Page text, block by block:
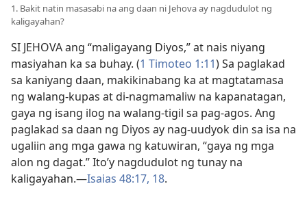
1. Bakit natin masasabi na ang daan ni Jehova ay nagdudulot ng
kaligayahan?
SI JEHOVA ang “maligayang Diyos,” at nais niyang
masiyahan ka sa buhay. (1 Timoteo 1:11) Sa paglakad
sa kaniyang daan, makikinabang ka at magtatamasa
ng walang-kupas at di-nagmamaliw na kapanatagan,
gaya ng isang ilog na walang-tigil sa pag-agos. Ang
paglakad sa daan ng Diyos ay nag-uudyok din sa isa na
ugaliin ang mga gawa ng katuwiran, “gaya ng mga
alon ng dagat.” Ito’y nagdudulot ng tunay na
kaligayahan.​—Isaias 48:​17, 18.